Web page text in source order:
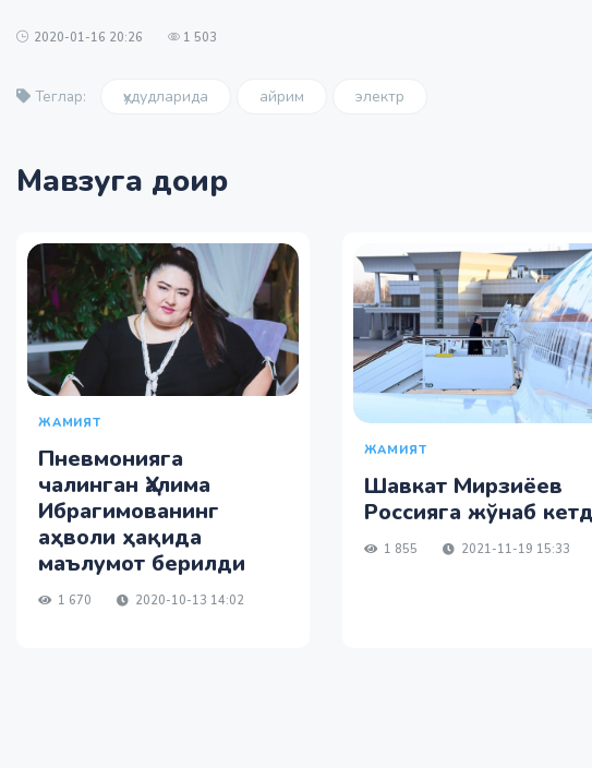
2020-01-16 20:26 1 503
Теглар: ҳудудларида айрим электр
Мавзуга доир
ЖАМИЯТ
Пневмонияга
чалинган Ҳалима
Ибрагимованинг
аҳволи ҳақида
маълумот берилди
1 670 2020-10-13 14:02
ЖАМИЯТ
Шавкат Мирзиёев
Россияга жўнаб
1 855 2021-11-19 15:33